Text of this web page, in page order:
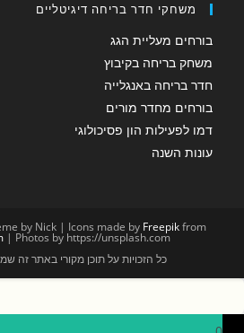
משחקי חדר בריחה דיגיטליים
בורחים מעליית הגג
משחק בריחה בקיבוץ
חדר בריחה באנגלייה
בורחים מחדר מורים
דמו לפעילות הון פסיכולוגי
עונות השנה
by Nick | Icons made by Freepikfrom
| Photos by https://unsplash.com
כל הזכויות על תוכן מקורי באתר זה